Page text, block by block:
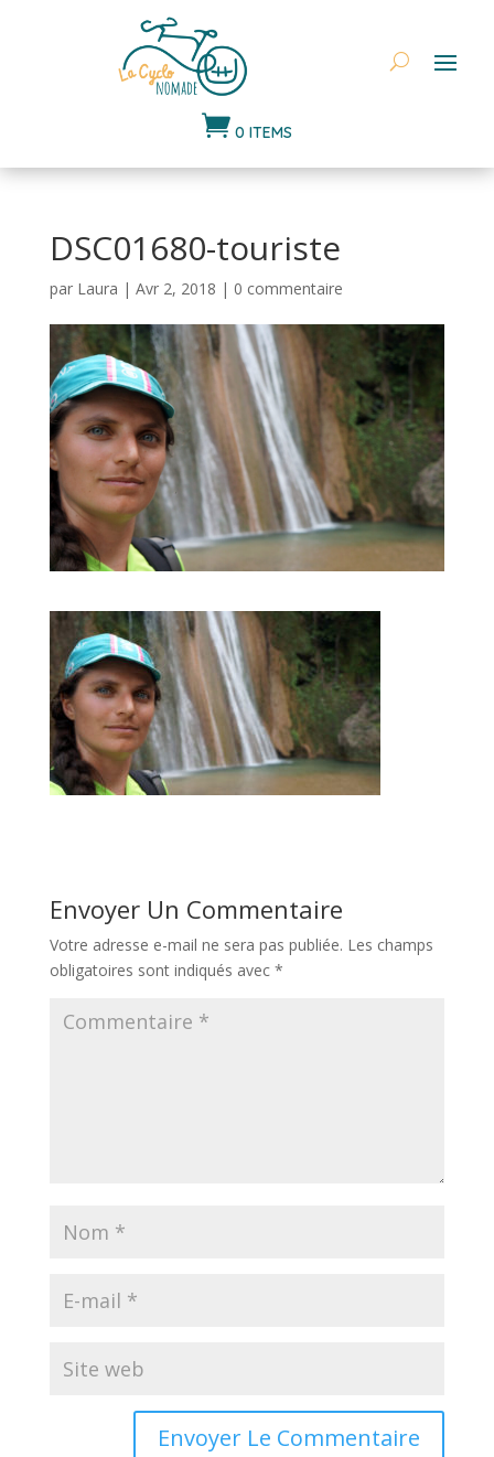
 0 ITEMS
DSC01680-touriste
par Laura | Avr 2, 2018 | 0 commentaire
Envoyer Un Commentaire
Votre adresse e-mail ne sera pas publiée. Les champs
obligatoires sont indiqués avec *